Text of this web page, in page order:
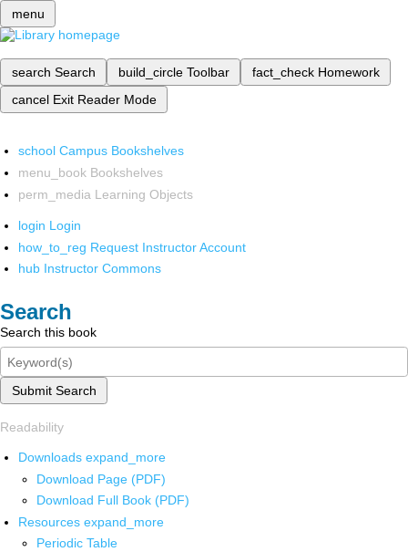
menu
search Search build_circle Toolbar fact_check Homework
cancel Exit Reader Mode
school Campus Bookshelves
menu_book Bookshelves
perm_media Learning Objects
login Login
how_to_reg Request Instructor Account
hub Instructor Commons
Search
Search this book
Submit Search
Readability
Downloads expand_more
Download Page (PDF)
Download Full Book (PDF)
Resources expand_more
Periodic Table